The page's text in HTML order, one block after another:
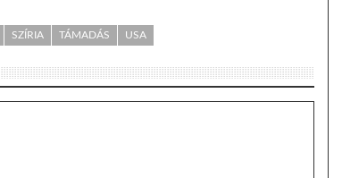
SZÍRIA TÁMADÁS USA